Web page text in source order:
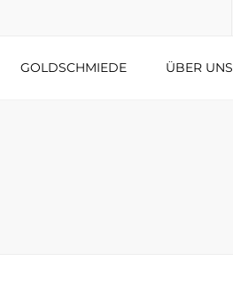
GOLDSCHMIEDE ÜBER UNS